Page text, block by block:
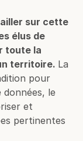
sur cette
élus de
toute la
territoire. La
pour
le
et
pertinentes